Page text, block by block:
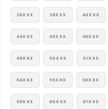
38XXX 39XXX 40XXX
44XXX 45XXX 46XXX
49XXX 50XXX 51XXX
54XXX 55XXX 56XXX
59XXX 60XXX 61XXX